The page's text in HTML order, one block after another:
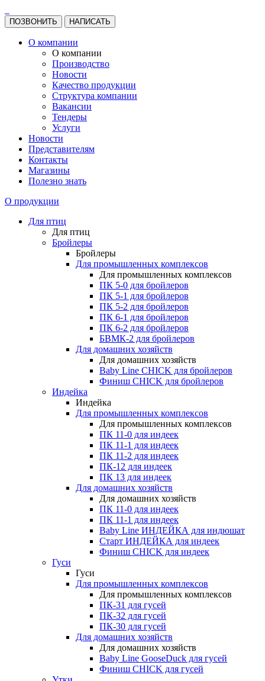
ПОЗВОНИТЬ НАПИСАТЬ
О компании
О компании
Производство
Новости
Качество продукции
Структура компании
Вакансии
Тендеры
Услуги
Новости
Представителям
Контакты
Магазины
Полезно знать
О продукции
Для птиц
Для птиц
Бройлеры
Бройлеры
Для промышленных комплексов
Для промышленных комплексов
ПК 5-0 для бройлеров
ПК 5-1 для бройлеров
ПК 5-2 для бройлеров
ПК 6-1 для бройлеров
ПК 6-2 для бройлеров
БВМК-2 для бройлеров
Для домашних хозяйств
Для домашних хозяйств
Baby Line CHICK для бройлеров
Финиш CHICK для бройлеров
Индейка
Индейка
Для промышленных комплексов
Для промышленных комплексов
ПК 11-0 для индеек
ПК 11-1 для индеек
ПК 11-2 для индеек
ПК-12 для индеек
ПК 13 для индеек
Для домашних хозяйств
Для домашних хозяйств
ПК 11-0 для индеек
ПК 11-1 для индеек
Baby Line ИНДЕЙКА для индюшат
Старт ИНДЕЙКА для индеек
Финиш CHICK для индеек
Гуси
Гуси
Для промышленных комплексов
Для промышленных комплексов
ПК-31 для гусей
ПК-32 для гусей
ПК-30 для гусей
Для домашних хозяйств
Для домашних хозяйств
Baby Line GooseDuck для гусей
Финиш CHICK для гусей